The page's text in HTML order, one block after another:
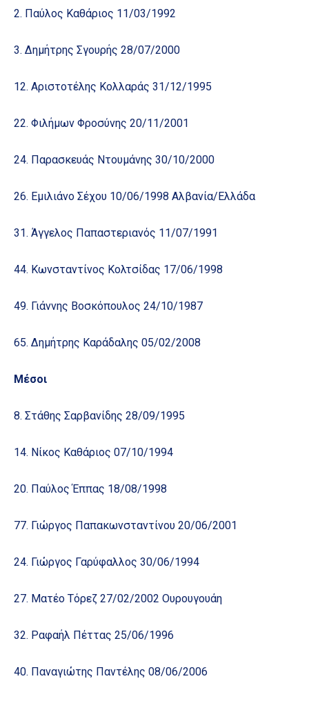
2. Παύλος Καθάριος 11/03/1992
12. Αριστοτέλης Κολλαράς 31/12/1995
22. Φιλήμων Φροσύνης 20/11/2001
24. Παρασκευάς Ντουμάνης 30/10/2000
26. Εμιλιάνο Σέχου 10/06/1998 Αλβανία/Ελλάδα
31. Άγγελος Παπαστεριανός 11/07/1991
44. Κωνσταντίνος Κολτσίδας 17/06/1998
49. Γιάννης Βοσκόπουλος 24/10/1987
65. Δημήτρης Καράδαλης 05/02/2008
Μέσοι
8. Στάθης Σαρβανίδης 28/09/1995
14. Νίκος Καθάριος 07/10/1994
20. Παύλος Έππας 18/08/1998
77. Γιώργος Παπακωνσταντίνου 20/06/2001
24. Γιώργος Γαρύφαλλος 30/06/1994
27. Ματέο Τόρεζ 27/02/2002 Ουρουγουάη
32. Ραφαήλ Πέττας 25/06/1996
40. Παναγιώτης Παντέλης 08/06/2006